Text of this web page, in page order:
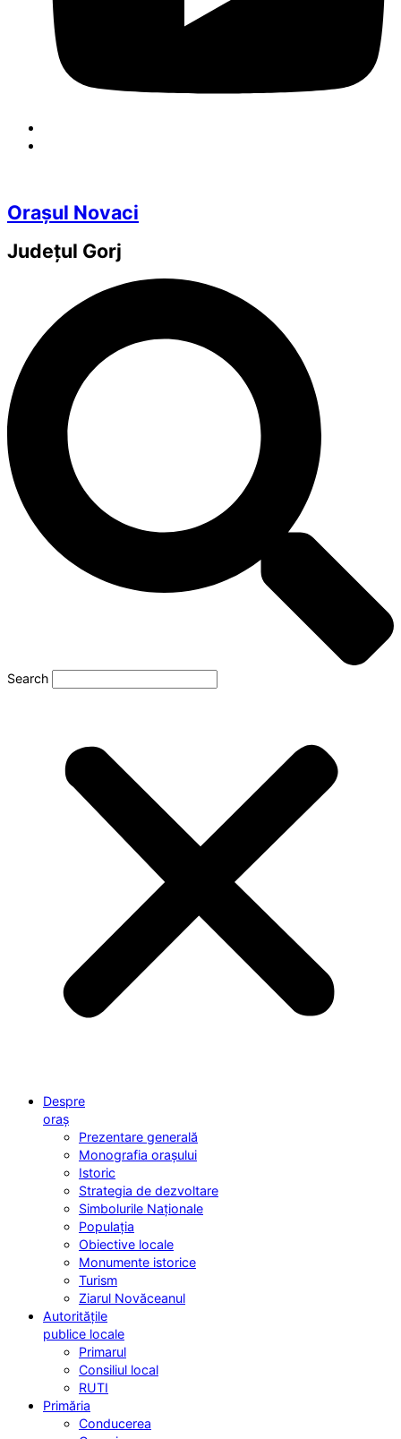
Orașul Novaci
Județul Gorj
Search
Despre
oraș
Prezentare generală
Monografia orașului
Istoric
Strategia de dezvoltare
Simbolurile Naționale
Populația
Obiective locale
Monumente istorice
Turism
Ziarul Novăceanul
Autoritățile
publice locale
Primarul
Consiliul local
RUTI
Primăria
Conducerea